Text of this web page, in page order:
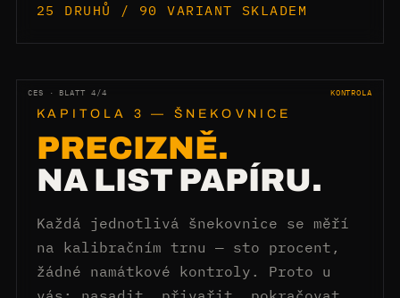
25 DRUHŮ / 90 VARIANT SKLADEM
CES · BLATT 4/4 KONTROLA
KAPITOLA 3 — ŠNEKOVNICE
PRECIZNĚ.
NA LIST PAPÍRU.
Každá jednotlivá šnekovnice se měří
na kalibračním trnu — sto procent,
žádné namátkové kontroly. Proto u